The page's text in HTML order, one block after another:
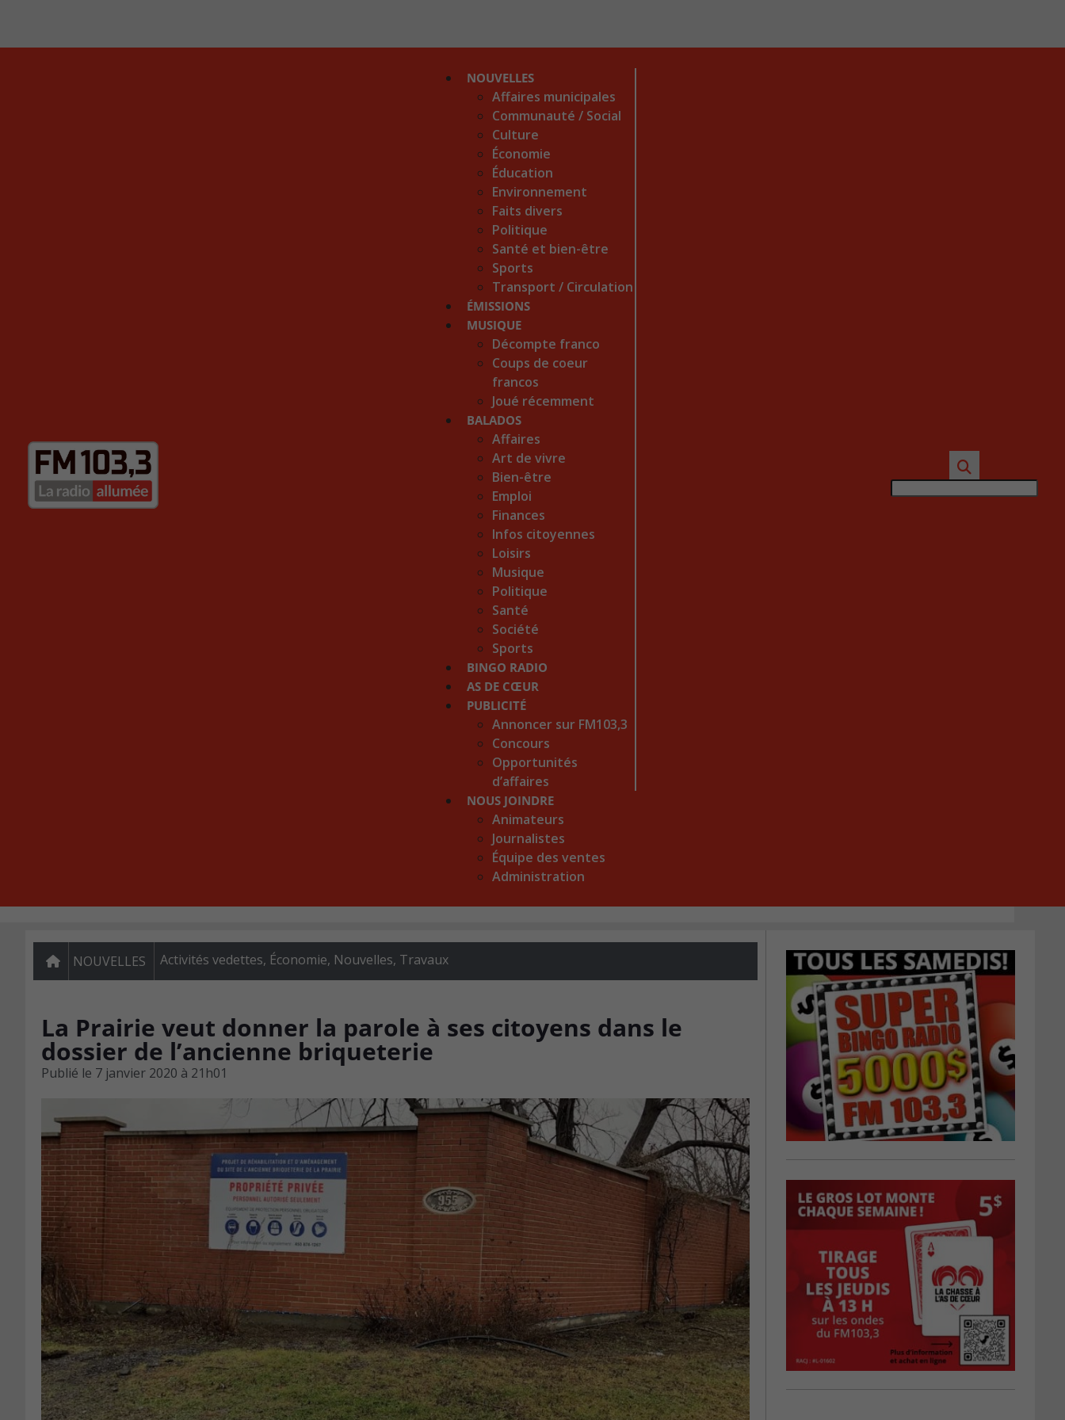
NOUVELLES
Affaires municipales
Communauté / Social
Culture
Économie
Éducation
Environnement
Faits divers
Politique
Santé et bien-être
Sports
Transport / Circulation
ÉMISSIONS
MUSIQUE
Décompte franco
Coups de coeur
francos
Joué récemment
BALADOS
Affaires
Art de vivre
Bien-être
Emploi
Finances
Infos citoyennes
Loisirs
Musique
Politique
Santé
Société
Sports
BINGO RADIO
AS DE CŒUR
PUBLICITÉ
Annoncer sur FM103,3
Concours
Opportunités
d’affaires
NOUS JOINDRE
Animateurs
Journalistes
Équipe des ventes
Administration
NOUVELLES Activités vedettes, Économie, Nouvelles, Travaux
La Prairie veut donner la parole à ses citoyens dans le
dossier de l’ancienne briqueterie
Publié le 7 janvier 2020 à 21h01